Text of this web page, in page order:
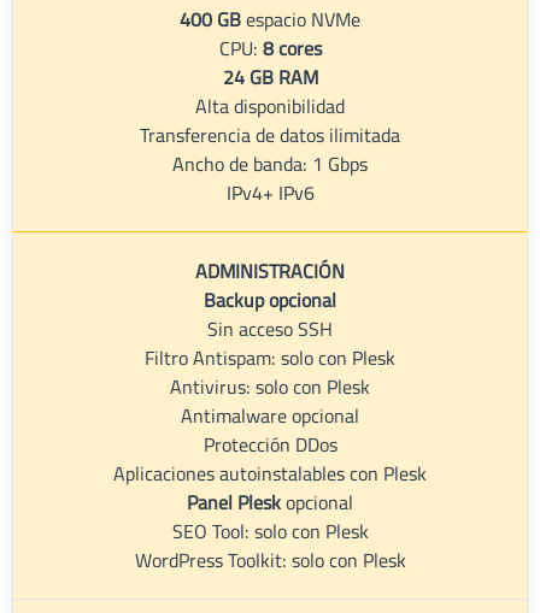
400 GBespacio NVMe
CPU:8 cores
24 GB RAM
Alta disponibilidad
Transferencia de datos ilimitada
Ancho de banda: 1 Gbps
IPv4+ IPv6
ADMINISTRACIÓN
Backup opcional
Sin acceso SSH
Filtro Antispam: solo con Plesk
Antivirus: solo con Plesk
Antimalware opcional
Protección DDos
Aplicaciones autoinstalables con Plesk
Panel Pleskopcional
SEO Tool: solo con Plesk
WordPress Toolkit: solo con Plesk